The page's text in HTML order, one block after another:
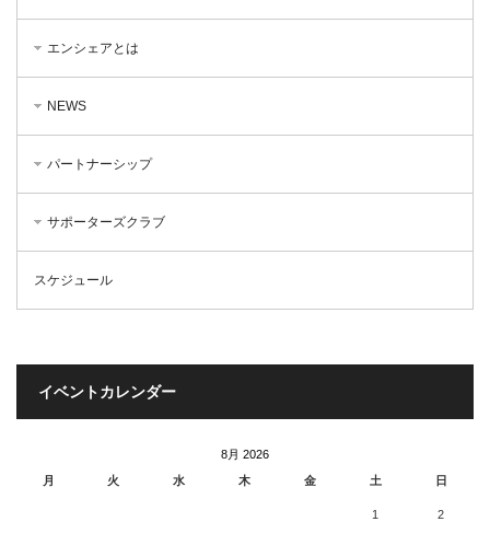
エンシェアとは
NEWS
パートナーシップ
サポーターズクラブ
スケジュール
イベントカレンダー
8月 2026
月
火 水 木 金 土 日
1 2